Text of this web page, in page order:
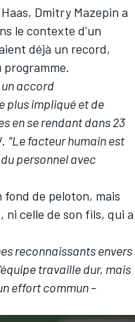
Dmitry Mazepin a
le contexte d'un
déjà un record,
accord
plus impliqué et de
en se rendant dans 23
"Le facteur humain est
personnel avec
fond de peloton, mais
celle de son fils, qui a
reconnaissants envers
travaille dur, mais
effort commun –